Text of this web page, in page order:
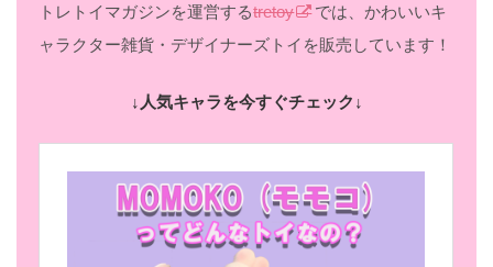
トレトイマガジンを運営するtretoy
では、かわいいキ
ャラクター雑貨・デザイナーズトイを販売しています！
↓人気キャラを今すぐチェック↓